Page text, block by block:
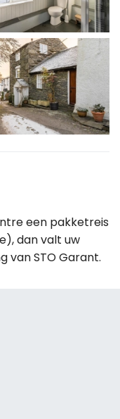
een pakketreis
dan valt uw
van STO Garant.